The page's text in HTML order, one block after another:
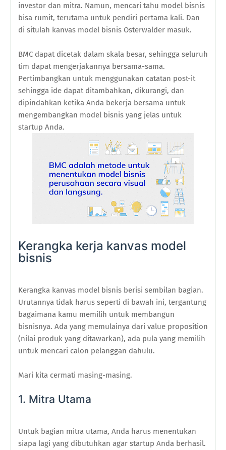
investor dan mitra. Namun, mencari tahu model bisnis
bisa rumit, terutama untuk pendiri pertama kali. Dan
di situlah kanvas model bisnis Osterwalder masuk.
BMC dapat dicetak dalam skala besar, sehingga seluruh
tim dapat mengerjakannya bersama-sama.
Pertimbangkan untuk menggunakan catatan post-it
sehingga ide dapat ditambahkan, dikurangi, dan
dipindahkan ketika Anda bekerja bersama untuk
mengembangkan model bisnis yang jelas untuk
startup Anda.
Kerangka kerja kanvas model
bisnis
Kerangka kanvas model bisnis berisi sembilan bagian.
Urutannya tidak harus seperti di bawah ini, tergantung
bagaimana kamu memilih untuk membangun
bisnisnya. Ada yang memulainya dari value proposition
(nilai produk yang ditawarkan), ada pula yang memilih
untuk mencari calon pelanggan dahulu.
Mari kita cermati masing-masing.
1. Mitra Utama
Untuk bagian mitra utama, Anda harus menentukan
siapa lagi yang dibutuhkan agar startup Anda berhasil.